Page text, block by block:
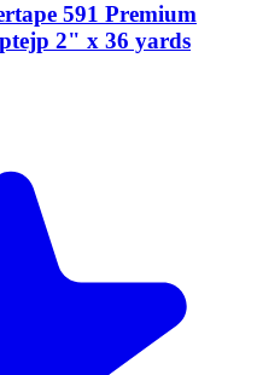
591 Premium
2" x 36 yards